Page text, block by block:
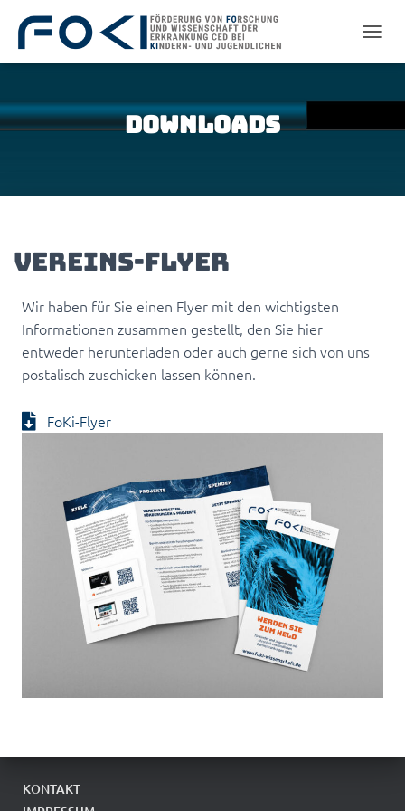
Downloads
Vereins-Flyer
Wir haben für Sie einen Flyer mit den wichtigsten
Informationen zusammen gestellt, den Sie hier
entweder herunterladen oder auch gerne sich von uns
postalisch zuschicken lassen können.
FoKi-Flyer
KONTAKT